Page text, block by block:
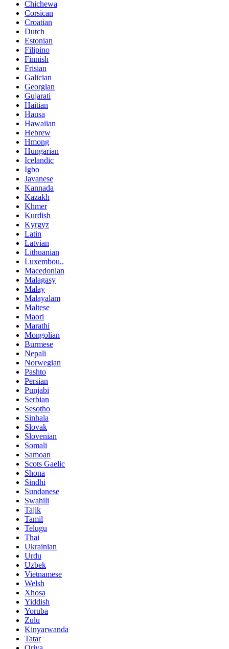
Chichewa
Corsican
Croatian
Dutch
Estonian
Filipino
Finnish
Frisian
Galician
Georgian
Gujarati
Haitian
Hausa
Hawaiian
Hebrew
Hmong
Hungarian
Icelandic
Igbo
Javanese
Kannada
Kazakh
Khmer
Kurdish
Kyrgyz
Latin
Latvian
Lithuanian
Luxembou..
Macedonian
Malagasy
Malay
Malayalam
Maltese
Maori
Marathi
Mongolian
Burmese
Nepali
Norwegian
Pashto
Persian
Punjabi
Serbian
Sesotho
Sinhala
Slovak
Slovenian
Somali
Samoan
Scots Gaelic
Shona
Sindhi
Sundanese
Swahili
Tajik
Tamil
Telugu
Thai
Ukrainian
Urdu
Uzbek
Vietnamese
Welsh
Xhosa
Yiddish
Yoruba
Zulu
Kinyarwanda
Tatar